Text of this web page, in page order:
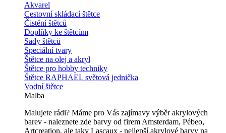
Akvarel
Cestovní skládací štětce
Čistění štětců
Doplňky ke štětcům
Sady štětců
Speciální tvary
Štětce na olej a akryl
Štětce pro hobby techniky
Štětce RAPHAEL světová jednička
Vodní štětce
Malba
Malujete rádi? Máme pro Vás zajímavy výběr akrylových
barev - naleznete zde barvy od firem Amsterdam, Pébeo,
Artcreation, ale taky Lascaux - nejlepší akrylové barvy na